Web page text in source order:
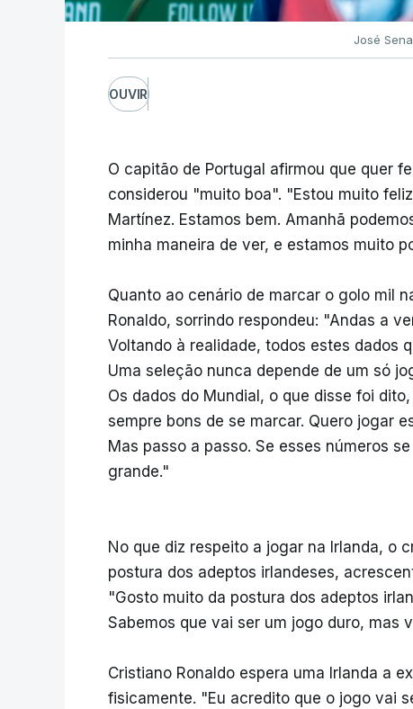
José
OUVIR
O capitão de Portugal afirmou que quer
considerou "muito boa". "Estou muito
Martínez. Estamos bem. Amanhã
minha maneira de ver, e estamos muito
Quanto ao cenário de marcar o golo mil
Ronaldo, sorrindo respondeu: "Andas a
Voltando à realidade, todos estes dados
Uma seleção nunca depende de um só
Os dados do Mundial, o que disse foi
sempre bons de se marcar. Quero jogar
Mas passo a passo. Se esses números
grande."
No que diz respeito a jogar na Irlanda, o
postura dos adeptos irlandeses,
"Gosto muito da postura dos adeptos
Sabemos que vai ser um jogo duro, mas
Cristiano Ronaldo espera uma Irlanda a
fisicamente. "Eu acredito que o jogo vai